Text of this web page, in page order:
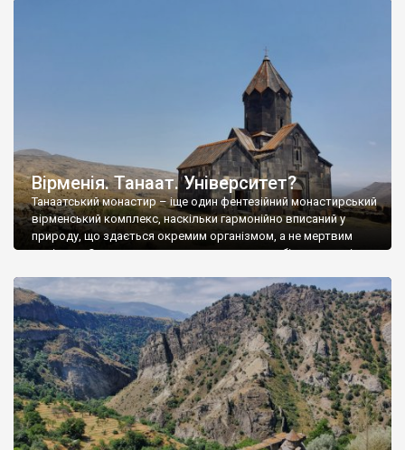
Вірменія. Танаат. Університет?
Танаатський монастир – іще один фентезійний монастирський
вірменський комплекс, наскільки гармонійно вписаний у
природу, що здається окремим організмом, а не мертвим
камінням. Отак серед сухих остепнених пагорбів на висоті в
відкриті для всіх відвідувачів, і без жодного доглядача,
жодної людини взагалі. Дивина. Танаатський монастир
колись був […]